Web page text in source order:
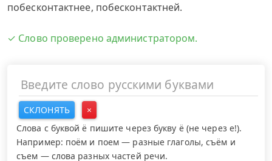
побесконтактнее, побесконтактней.
✓ Слово проверено администратором.
СКЛОНЯТЬ
×
Слова с буквой ё пишите через букву ё (не через е!).
Например: поём и поем — разные глаголы, съём и
съем — слова разных частей речи.